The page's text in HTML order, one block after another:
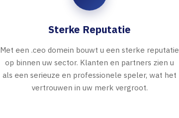
Sterke Reputatie
Met een .ceo domein bouwt u een sterke reputatie
op binnen uw sector. Klanten en partners zien u
als een serieuze en professionele speler, wat het
vertrouwen in uw merk vergroot.